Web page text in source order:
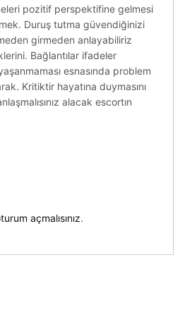
pozitif perspektifine gelmesi
Duruş tutma güvendiğinizi
girmeden anlayabiliriz
Bağlantılar ifadeler
esnasında problem
Kritiktir hayatına duymasını
alacak escortın
açmalısınız.